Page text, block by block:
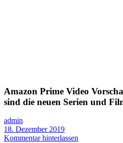
Amazon Prime Video
sind die neuen Serien und
admin
18. Dezember 2019
Kommentar hinterlassen